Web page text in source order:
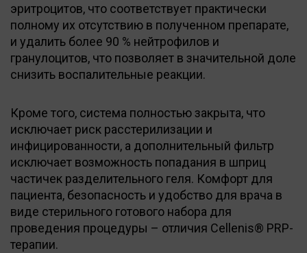
эритроцитов, что соответствует практически
полному их отсутствию в полученном препарате,
и удалить более 90 % нейтрофилов и
гранулоцитов, что позволяет в значительной доле
снизить воспалительные реакции.
Кроме того, система полностью закрыта, что
исключает риск расстерилизации и
инфицированности, а дополнительный фильтр
исключает возможность попадания в шприц
частичек разделительного геля. Комфорт для
пациента, безопасность и удобство для врача в
виде стерильного готового набора для
проведения процедуры – отличия Cellenis® PRP-
терапии.